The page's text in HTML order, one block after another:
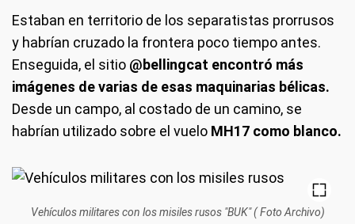
Estaban en territorio de los separatistas prorrusos
y habrían cruzado la frontera poco tiempo antes.
Enseguida, el sitio @bellingcat encontró más
imágenes de varias de esas maquinarias bélicas.
Desde un campo, al costado de un camino, se
habrían utilizado sobre el vuelo MH17 como blanco.
Vehículos militares con los misiles rusos "BUK" ( Foto Archivo)